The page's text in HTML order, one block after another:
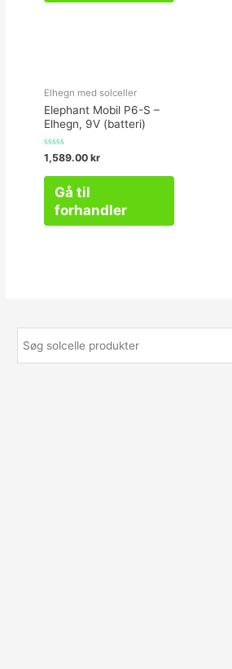
Elhegn med solceller
Elephant Mobil P6-S –
Elhegn, 9V (batteri)
Vurderet
0
ud
1,589.00 kr
Gå til
forhandler